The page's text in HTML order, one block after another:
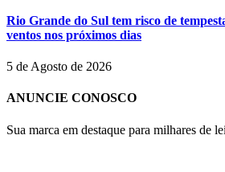
Rio Grande do Sul tem risco de
ventos nos próximos dias
5 de Agosto de 2026
ANUNCIE CONOSCO
Sua marca em destaque para milhares de